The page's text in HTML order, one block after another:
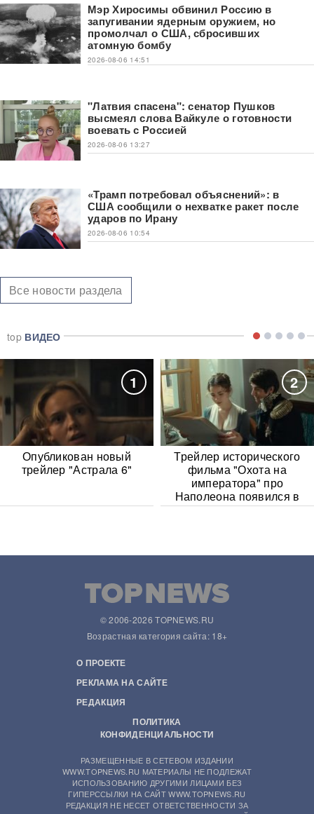
Мэр Хиросимы обвинил Россию в
запугивании ядерным оружием, но
промолчал о США, сбросивших
атомную бомбу
2026-08-06 14:51
"Латвия спасена": сенатор Пушков
высмеял слова Вайкуле о готовности
воевать с Россией
2026-08-06 13:27
«Трамп потребовал объяснений»: в
США сообщили о нехватке ракет после
ударов по Ирану
2026-08-06 10:54
Все новости раздела
top ВИДЕО
1
Опубликован новый
трейлер "Астрала 6"
2
Трейлер исторического
фильма "Охота на
императора" про
Наполеона появился в
Сети
© 2006-2026 TOPNEWS.RU
Возрастная категория сайта: 18+
О ПРОЕКТЕ
РЕКЛАМА НА САЙТЕ
РЕДАКЦИЯ
ПОЛИТИКА
КОНФИДЕНЦИАЛЬНОСТИ
РАЗМЕЩЕННЫЕ В СЕТЕВОМ ИЗДАНИИ
WWW.TOPNEWS.RU МАТЕРИАЛЫ НЕ ПОДЛЕЖАТ
ИСПОЛЬЗОВАНИЮ ДРУГИМИ ЛИЦАМИ БЕЗ
ГИПЕРССЫЛКИ НА САЙТ WWW.TOPNEWS.RU
РЕДАКЦИЯ НЕ НЕСЕТ ОТВЕТСТВЕННОСТИ ЗА